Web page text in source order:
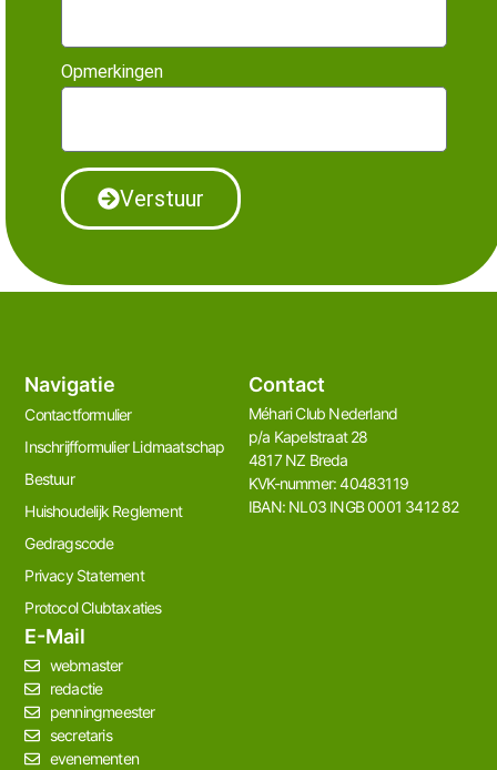
Opmerkingen
Verstuur
Navigatie
Contactformulier
Inschrijfformulier Lidmaatschap
Bestuur
Huishoudelijk Reglement
Gedragscode
Privacy Statement
Protocol Clubtaxaties
Contact
Méhari Club Nederland​
p/a Kapelstraat 28
4817 NZ Breda
KVK-nummer: 40483119
IBAN: NL03 INGB 0001 3412 82
E-Mail
webmaster
redactie
penningmeester
secretaris
evenementen